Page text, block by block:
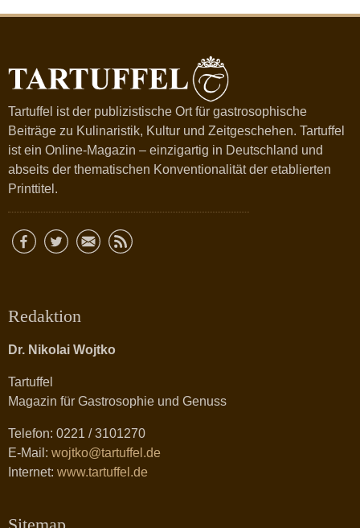
Tartuffel ist der publizistische Ort für gastrosophische
Beiträge zu Kulinaristik, Kultur und Zeitgeschehen. Tartuffel
ist ein Online-Magazin – einzigartig in Deutschland und
abseits der thematischen Konventionalität der etablierten
Printtitel.
Redaktion
Dr. Nikolai Wojtko
Tartuffel
Magazin für Gastrosophie und Genuss
Telefon: 0221 / 3101270
E-Mail: wojtko@tartuffel.de
Internet: www.tartuffel.de